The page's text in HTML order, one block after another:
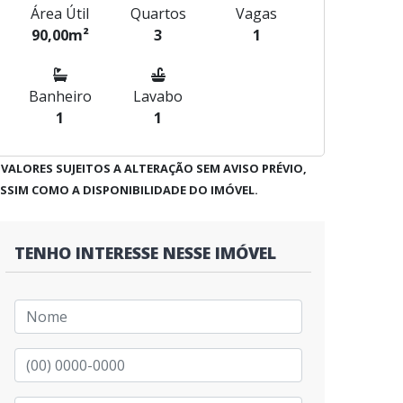
Área Útil
90,00m²
Quartos
3
Vagas
1
Banheiro
1
Lavabo
1
SUJEITOS A ALTERAÇÃO SEM AVISO PRÉVIO,
COMO A DISPONIBILIDADE DO IMÓVEL.
TENHO INTERESSE NESSE IMÓVEL